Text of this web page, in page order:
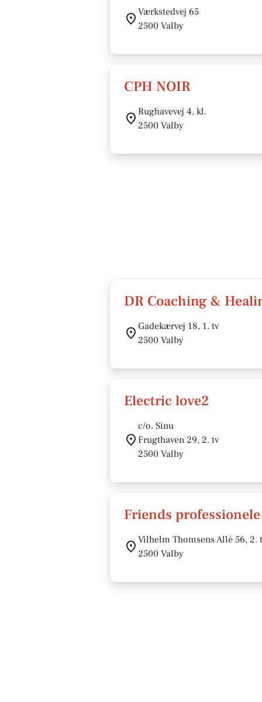
Værkstedvej 65
2500 Valby
CPH NOIR
Rughavevej 4, kl.
2500 Valby
DR Coaching &
Gadekærvej 18, 1. tv
2500 Valby
Electric love2
c/o. Sinu
Frugthaven 29, 2. tv
2500 Valby
Friends
Vilhelm Thomsens Allé 56, 2.
2500 Valby